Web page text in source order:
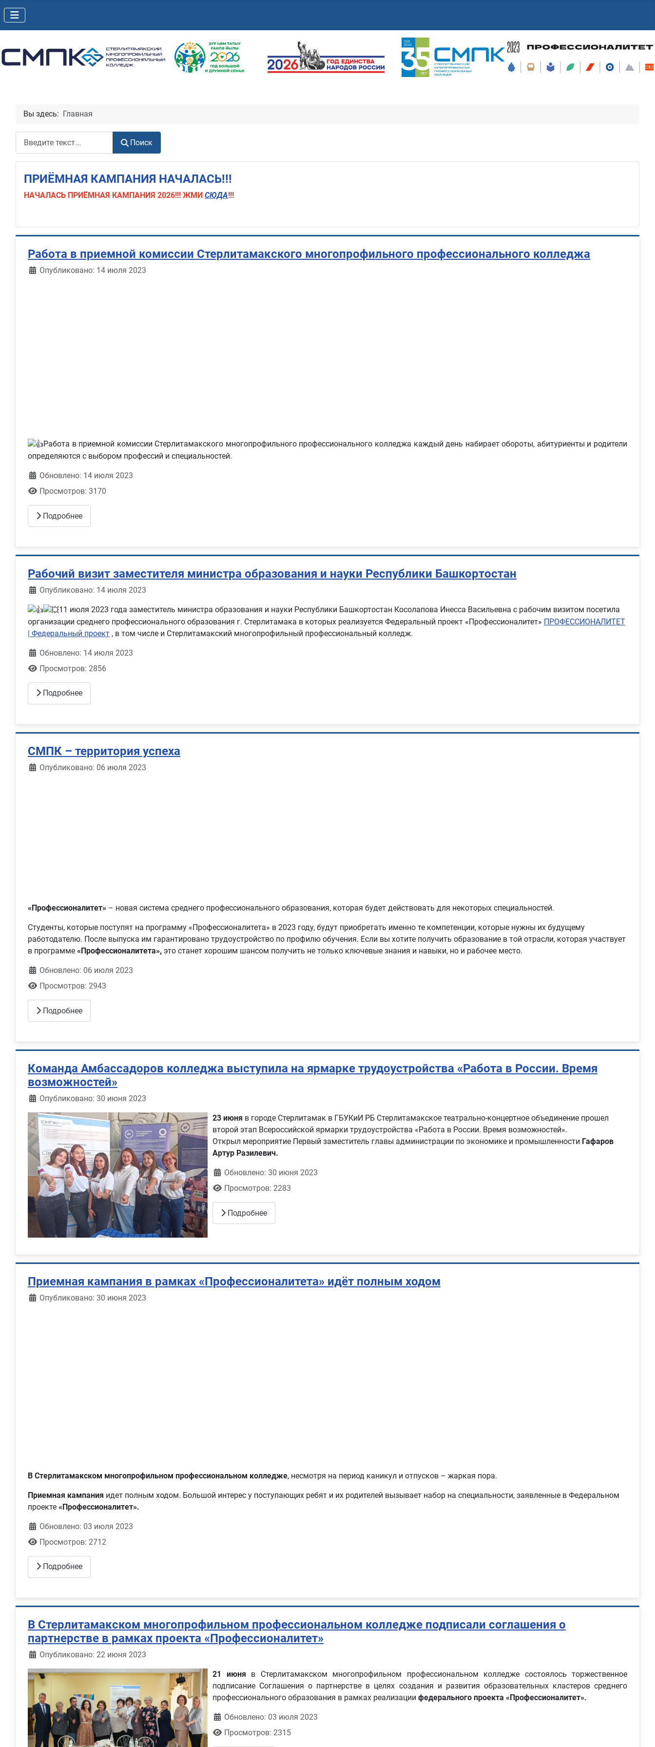
Вы здесь: Главная
Поиск
ПРИЁМНАЯ КАМПАНИЯ НАЧАЛАСЬ!!!
НАЧАЛАСЬ ПРИЁМНАЯ КАМПАНИЯ 2026!!! ЖМИ СЮДА!!!
Работа в приемной комиссии Стерлитамакского многопрофильного профессионального колледжа
Информация о материале
Опубликовано: 14 июля 2023
Работа в приемной комиссии Стерлитамакского многопрофильного профессионального колледжа каждый день набирает обороты, абитуриенты и родители
определяются с выбором профессий и специальностей.
Обновлено: 14 июля 2023
Просмотров: 3170
Подробнее
Рабочий визит заместителя министра образования и науки Республики Башкортостан
Информация о материале
Опубликовано: 14 июля 2023
11 июля 2023 года заместитель министра образования и науки Республики Башкортостан Косолапова Инесса Васильевна с рабочим визитом посетила
организации среднего профессионального образования г. Стерлитамака в которых реализуется Федеральный проект «Профессионалитет» ПРОФЕССИОНАЛИТЕТ
| Федеральный проект , в том числе и Стерлитамакский многопрофильный профессиональный колледж.
Обновлено: 14 июля 2023
Просмотров: 2856
Подробнее
СМПК – территория успеха
Информация о материале
Опубликовано: 06 июля 2023
«Профессионалитет» – новая система среднего профессионального образования, которая будет действовать для некоторых специальностей.
Студенты, которые поступят на программу «Профессионалитета» в 2023 году, будут приобретать именно те компетенции, которые нужны их будущему
работодателю. После выпуска им гарантировано трудоустройство по профилю обучения. Если вы хотите получить образование в той отрасли, которая участвует
в программе «Профессионалитета», это станет хорошим шансом получить не только ключевые знания и навыки, но и рабочее место.
Обновлено: 06 июля 2023
Просмотров: 2943
Подробнее
Команда Амбассадоров колледжа выступила на ярмарке трудоустройства «Работа в России. Время
возможностей»
Информация о материале
Опубликовано: 30 июня 2023
23 июня в городе Стерлитамак в ГБУКиИ РБ Стерлитамакское театрально-концертное объединение прошел
второй этап Всероссийской ярмарки трудоустройства «Работа в России. Время возможностей».
Открыл мероприятие Первый заместитель главы администрации по экономике и промышленности Гафаров
Артур Разилевич.
Обновлено: 30 июня 2023
Просмотров: 2283
Подробнее
Приемная кампания в рамках «Профессионалитета» идёт полным ходом
Информация о материале
Опубликовано: 30 июня 2023
В Стерлитамакском многопрофильном профессиональном колледже, несмотря на период каникул и отпусков – жаркая пора.
Приемная кампания идет полным ходом. Большой интерес у поступающих ребят и их родителей вызывает набор на специальности, заявленные в Федеральном
проекте «Профессионалитет».
Обновлено: 03 июля 2023
Просмотров: 2712
Подробнее
В Стерлитамакском многопрофильном профессиональном колледже подписали соглашения о
партнерстве в рамках проекта «Профессионалитет»
Информация о материале
Опубликовано: 22 июня 2023
21 июня в Стерлитамакском многопрофильном профессиональном колледже состоялось торжественное
подписание Соглашения о партнерстве в целях создания и развития образовательных кластеров среднего
профессионального образования в рамках реализации федерального проекта «Профессионалитет».
Обновлено: 03 июля 2023
Просмотров: 2315